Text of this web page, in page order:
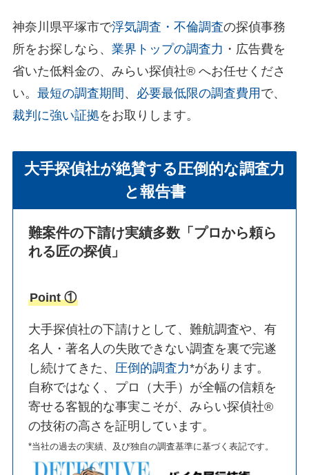
神奈川県平塚市で浮気調査・不倫調査の探偵事務
所をお探しなら、 業界トップの調査力 ・広告費を
省いた低料金の、みらい探偵社®︎ へお任せくださ
い。 最短の調査期間 、 必要最低限の調査費用 で、
裁判に強い証拠をお取りします。
大手探偵社が絶賛する圧倒的な調査力
と報告書
難案件の下請け実績多数 「プロから頼ら
れる匠の探偵」
Point ①
大手探偵社の下請けとして、難航調査や、有
名人・著名人の失敗できない調査を裏で完遂
し続けてきた、 圧倒的調査力*があります。
自称ではなく、プロ（大手）が全幅の信頼を
寄せる客観的な事実こそが、みらい探偵社®︎
の技術の高さを証明しています。
*当社の過去の実績、及び独自の調査基準に基づく表記です。